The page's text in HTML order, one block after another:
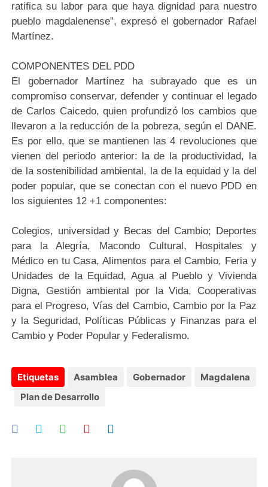
ratifica su labor para que haya dignidad para nuestro
pueblo magdalenense”, expresó el gobernador Rafael
Martínez.
COMPONENTES DEL PDD
El gobernador Martínez ha subrayado que es un
compromiso conservar, defender y continuar el legado
de Carlos Caicedo, quien profundizó los cambios que
llevaron a la reducción de la pobreza, según el DANE.
Es por ello, que se mantienen las 4 revoluciones que
vienen del periodo anterior: la de la productividad, la
de la sostenibilidad ambiental, la de la equidad y la del
poder popular, que se conectan con el nuevo PDD en
los siguientes 12 +1 componentes:
Colegios, universidad y Becas del Cambio; Deportes
para la Alegría, Macondo Cultural, Hospitales y
Médico en tu Casa, Alimentos para el Cambio, Feria y
Unidades de la Equidad, Agua al Pueblo y Vivienda
Digna, Gestión ambiental por la Vida, Cooperativas
para el Progreso, Vías del Cambio, Cambio por la Paz
y la Seguridad, Políticas Públicas y Finanzas para el
Cambio y Poder Popular y Federalismo.
Etiquetas Asamblea Gobernador
Magdalena
Plan de Desarrollo